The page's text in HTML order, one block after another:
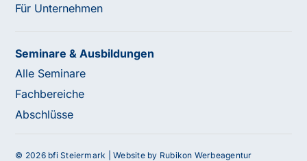
Für Unternehmen
Seminare & Ausbildungen
Alle Seminare
Fachbereiche
Abschlüsse
© 2026 bfi Steiermark |Website by Rubikon Werbeagentur